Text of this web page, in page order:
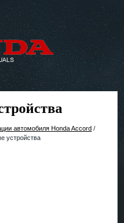
автомобиля Honda Accord /
устройства